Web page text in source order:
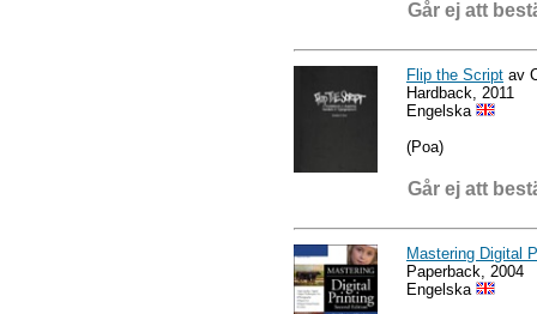
Går ej att
Flip the Script av
Hardback, 2011
Engelska
(Poa)
Går ej att
Mastering Digital
Paperback, 2004
Engelska